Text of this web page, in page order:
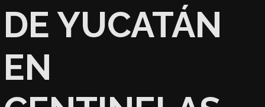
DE YUCATÁN
EN